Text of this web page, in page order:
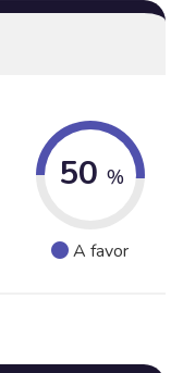
50 %
A favor